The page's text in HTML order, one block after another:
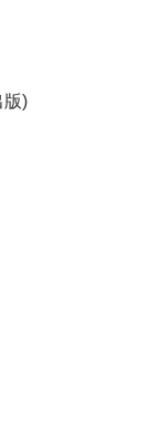
版)